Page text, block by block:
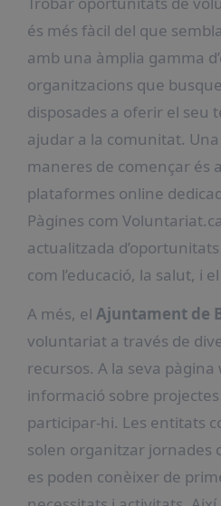
és més fàcil del que
amb una àmplia gamma
organitzacions que
disposades a oferir el seu
ajudar a la comunitat.
maneres de començar és
plataformes online
Pàgines com
actualitzada
com l’educació, la salut, i
A més, el Ajuntament de
voluntariat a través de
recursos. A la seva
informació sobre
participar-hi. Les entitats
solen organitzar jornades
es poden conèixer de